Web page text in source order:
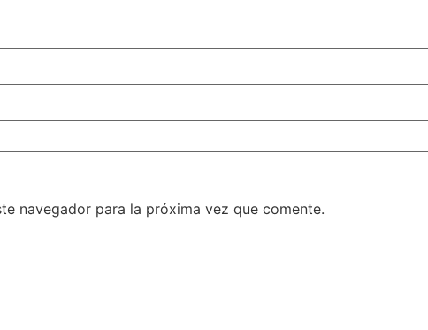
navegador para la próxima vez que comente.